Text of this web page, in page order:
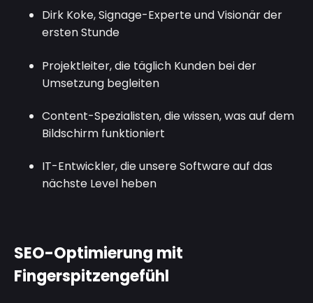
Dirk Koke, Signage-Experte und Visionär der
ersten Stunde
Projektleiter, die täglich Kunden bei der
Umsetzung begleiten
Content-Spezialisten, die wissen, was auf dem
Bildschirm funktioniert
IT-Entwickler, die unsere Software auf das
nächste Level heben
SEO-Optimierung mit
Fingerspitzengefühl